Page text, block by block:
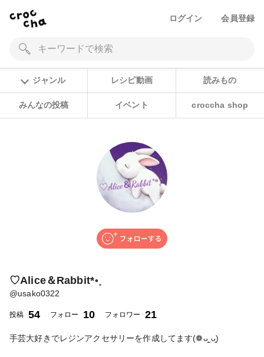
ログイン 会員登録
ジャンル レシピ動画 読みもの
みんなの投稿 イベント croccha shop
♡Alice＆Rabbit*॰˳
@usako0322
投稿 54 フォロー 10 フォロワー 21
手芸大好きでレジンアクセサリーを作成してます(❁ᴗ͈ˬᴗ͈)